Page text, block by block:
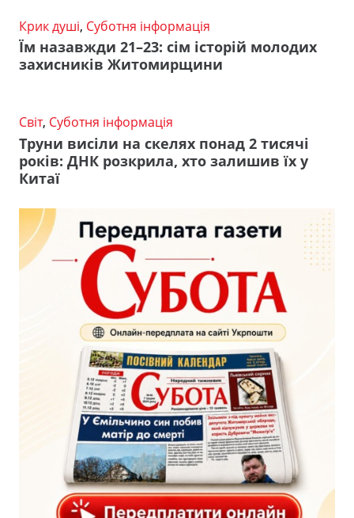
Крик душі, Суботня інформація
Їм назавжди 21–23: сім історій молодих
захисників Житомирщини
Світ, Суботня інформація
Труни висіли на скелях понад 2 тисячі
років: ДНК розкрила, хто залишив їх у
Китаї